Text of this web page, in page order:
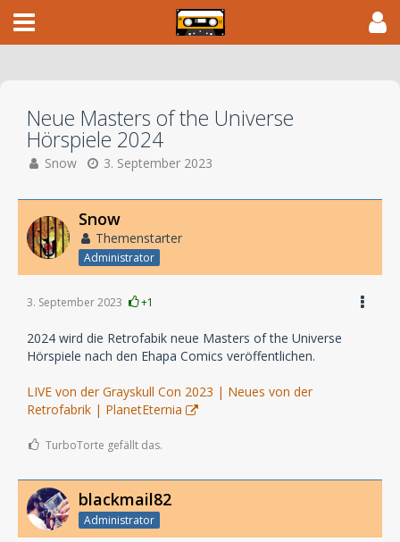
Neue Masters of the Universe
Hörspiele 2024
Snow 3. September 2023
Snow
Themenstarter
Administrator
3. September 2023 +1
2024 wird die Retrofabik neue Masters of the Universe
Hörspiele nach den Ehapa Comics veröffentlichen.
LIVE von der Grayskull Con 2023 | Neues von der
Retrofabrik | PlanetEternia
TurboTorte gefällt das.
blackmail82
Administrator